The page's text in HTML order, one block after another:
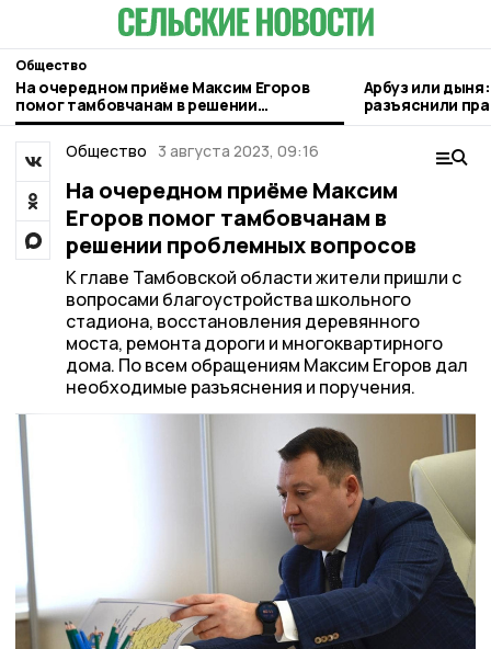
Общество
На очередном приёме Максим Егоров
помог тамбовчанам в решении
проблемных вопросов
Арбуз или
разъяснили
Общество 3 августа 2023, 09:16
На очередном приёме Максим
Егоров помог тамбовчанам в
решении проблемных вопросов
К главе Тамбовской области жители пришли с
вопросами благоустройства школьного
стадиона, восстановления деревянного
моста, ремонта дороги и многоквартирного
дома. По всем обращениям Максим Егоров дал
необходимые разъяснения и поручения.